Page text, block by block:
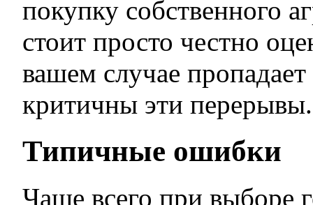
покупку собственного
стоит просто честно
вашем случае пропадает
критичны эти перерывы.
Типичные ошибки
Чаще всего при выборе